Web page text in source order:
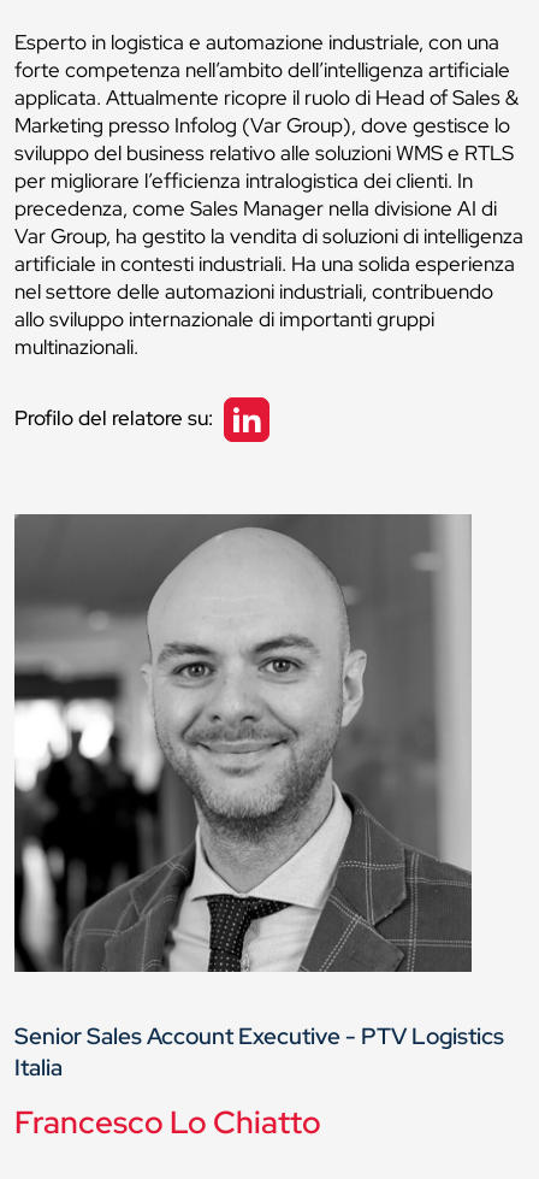
Esperto in logistica e automazione industriale, con una
forte competenza nell’ambito dell’intelligenza artificiale
applicata. Attualmente ricopre il ruolo di Head of Sales &
Marketing presso Infolog (Var Group), dove gestisce lo
sviluppo del business relativo alle soluzioni WMS e RTLS
per migliorare l’efficienza intralogistica dei clienti. In
precedenza, come Sales Manager nella divisione AI di
Var Group, ha gestito la vendita di soluzioni di intelligenza
artificiale in contesti industriali. Ha una solida esperienza
nel settore delle automazioni industriali, contribuendo
allo sviluppo internazionale di importanti gruppi
multinazionali.
Profilo del relatore su:
Senior Sales Account Executive - PTV Logistics
Italia
Francesco Lo Chiatto